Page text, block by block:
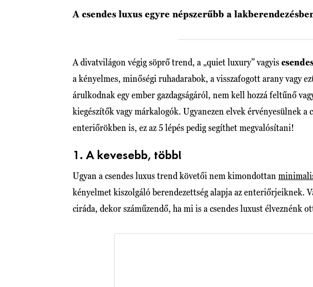
A csendes luxus egyre népszerűbb a
A divatvilágon végig söprő trend, a „quiet luxury” vagyis
a kényelmes, minőségi ruhadarabok, a visszafogott arany vagy
árulkodnak egy ember gazdagságáról, nem kell hozzá feltűnő
kiegészítők vagy márkalogók. Ugyanezen elvek érvényesülnek a
enteriőrökben is, ez az 5 lépés pedig segíthet megvalósítani!
1. A kevesebb, több!
Ugyan a csendes luxus trend követői nem kimondottan
kényelmet kiszolgáló berendezettség alapja az enteriőrjeiknek.
ciráda, dekor száműzendő, ha mi is a csendes luxust élveznénk